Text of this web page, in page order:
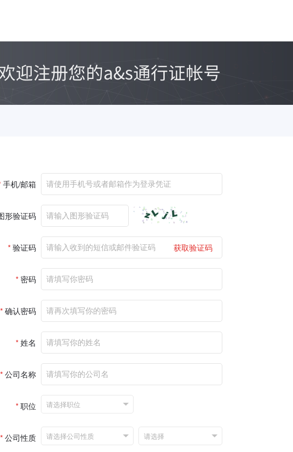
手机/邮箱
形验证码
*验证码 获取验证码
* 密码
*确认密码
*姓名
*公司名称
*职位
*公司性质